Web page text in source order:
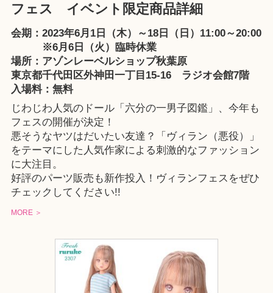
フェス イベント限定商品詳細
会期：2023年6月1日（木）～18日（日）11:00～20:00
※6月6日（火）臨時休業
場所： アゾンレーベルショップ秋葉原
東京都千代田区外神田一丁目15-16 ラジオ会館7階
入場料：無料
じわじわ人気のドール「六分の一男子図鑑」、今年も
フェスの開催が決定！
悪そうなヤツはだいたい友達？「ヴィラン（悪役）」
をテーマにした人気作家による刺激的なファッション
に大注目。
好評のパーツ販売も新作投入！ヴィランフェスをぜひ
チェックしてください!!
MORE ＞